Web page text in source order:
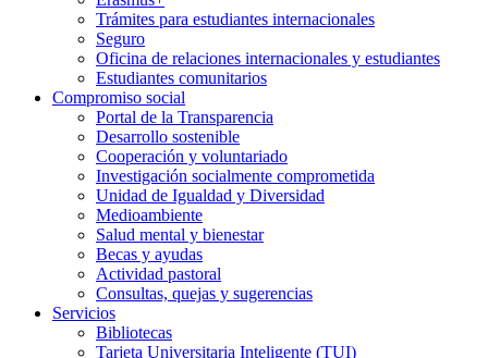
Trámites para estudiantes internacionales
Seguro
Oficina de relaciones internacionales y estudiantes
Estudiantes comunitarios
Compromiso social
Portal de la Transparencia
Desarrollo sostenible
Cooperación y voluntariado
Investigación socialmente comprometida
Unidad de Igualdad y Diversidad
Medioambiente
Salud mental y bienestar
Becas y ayudas
Actividad pastoral
Consultas, quejas y sugerencias
Servicios
Bibliotecas
Tarjeta Universitaria Inteligente (TUI)